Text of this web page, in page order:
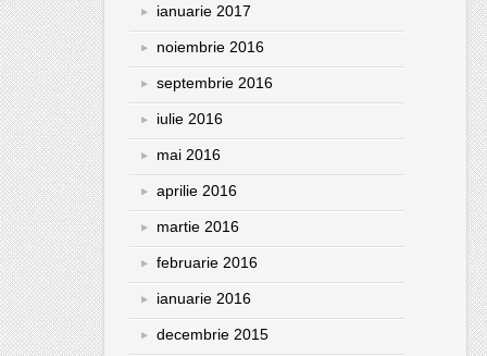
ianuarie 2017
noiembrie 2016
septembrie 2016
iulie 2016
mai 2016
aprilie 2016
martie 2016
februarie 2016
ianuarie 2016
decembrie 2015